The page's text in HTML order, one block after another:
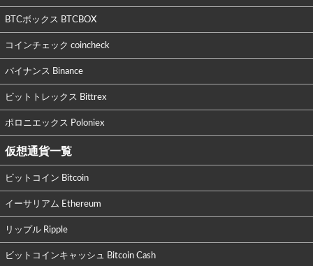
BTCボックス BTCBOX
コインチェック coincheck
バイナンス Binance
ビットトレックス Bittrex
ポロニエックス Poloniex
仮想通貨一覧
ビットコイン Bitcoin
イーサリアム Ethereum
リップル Ripple
ビットコインキャッシュ Bitcoin Cash